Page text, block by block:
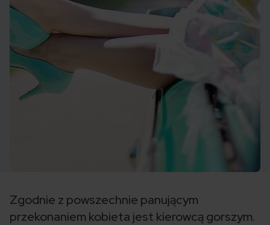
Zgodnie z powszechnie panującym
przekonaniem kobieta jest kierowcą gorszym.